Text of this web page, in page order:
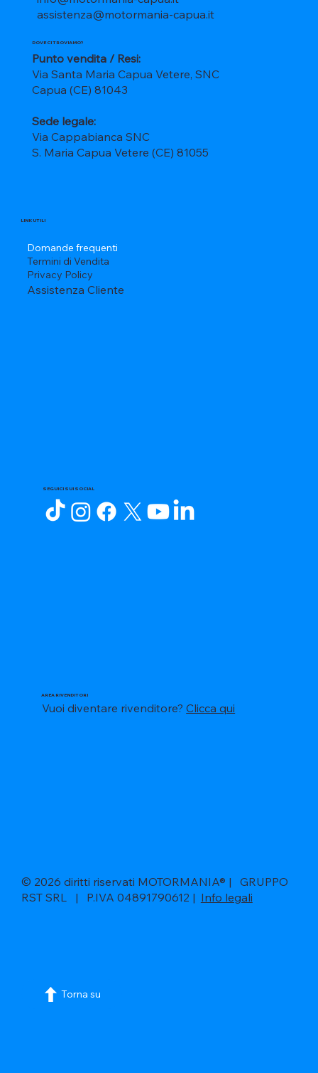
assistenza@motormania-capua.it
DOVE CI TROVIAMO?
Punto vendita / Resi:
Via Santa Maria Capua Vetere, SNC
Capua (CE) 81043
Sede legale:
Via Cappabianca SNC
S. Maria Capua Vetere (CE) 81055
LINK UTILI
Domande frequenti
Termini di Vendita
Privacy Policy
Assistenza Cliente
SEGUICI SUI SOCIAL
AREA RIVENDITORI
Vuoi diventare rivenditore?Clicca qui
© 2026 diritti riservati MOTORMANIA® | GRUPPO
RST SRL | P.IVA 04891790612 | Info legali
Torna su